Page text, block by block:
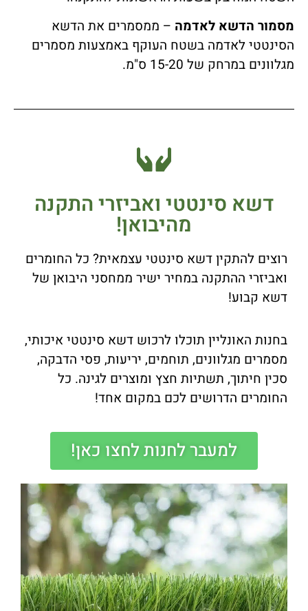
מסמור הדשא לאדמה – ממסמרים את הדשא
הסינטטי לאדמה בשטח העוקף באמצעות מסמרים
מגלוונים במרחק של 15-20 ס"מ.
דשא סינטטי ואביזרי התקנה
מהיבואן!
רוצים להתקין דשא סינטטי עצמאית? כל החומרים
ואביזרי ההתקנה במחיר ישיר ממחסני היבואן של
דשא קבוע!
בחנות האונליין תוכלו לרכוש דשא סינטטי איכותי,
מסמרים מגלוונים, תוחמים, יריעות, פסי הדבקה,
סכין חיתוך, תשתיות חצץ ומוצרים לגינה. כל
החומרים הדרושים לכם במקום אחד!
למעבר לחנות לחצו כאן!